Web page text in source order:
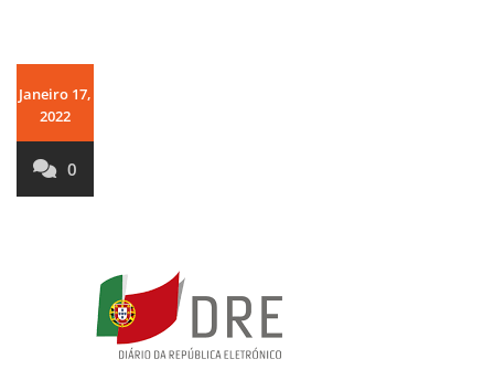
Janeiro 17,
2022
0